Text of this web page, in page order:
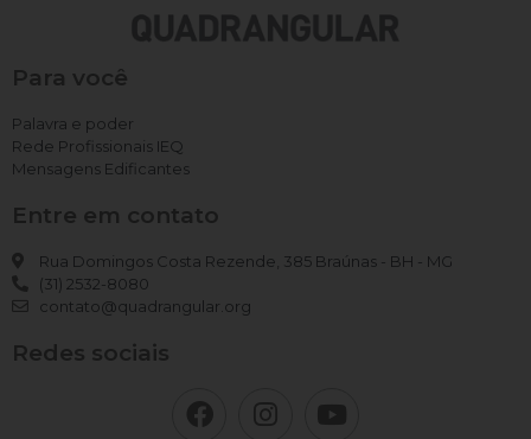
Para você
Palavra e poder
Rede Profissionais IEQ
Mensagens Edificantes
Entre em contato
Rua Domingos Costa Rezende, 385 Braúnas - BH - MG
(31) 2532-8080
contato@quadrangular.org
Redes sociais